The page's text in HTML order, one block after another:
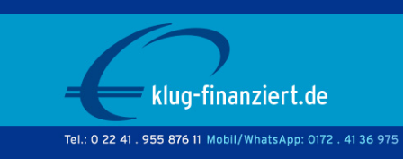
Zum Hauptinhalt springen